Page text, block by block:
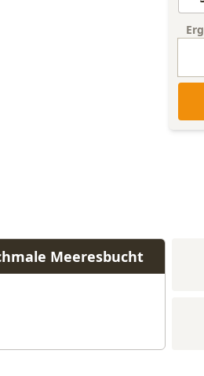
Meeresbucht